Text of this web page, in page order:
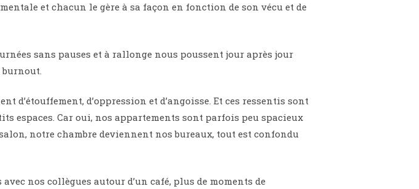
et chacun le gère à sa façon en fonction de son vécu et de
sans pauses et à rallonge nous poussent jour après jour
d’étouffement, d’oppression et d’angoisse. Et ces ressentis sont
espaces. Car oui, nos appartements sont parfois peu spacieux
notre chambre deviennent nos bureaux, tout est confondu
nos collègues autour d’un café, plus de moments de